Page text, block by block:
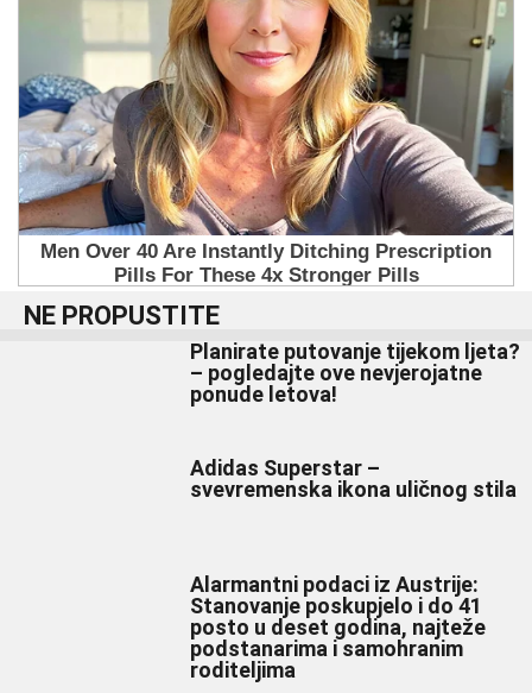
NE PROPUSTITE
Planirate putovanje tijekom ljeta?
– pogledajte ove nevjerojatne
ponude letova!
Adidas Superstar –
svevremenska ikona uličnog stila
Alarmantni podaci iz Austrije:
Stanovanje poskupjelo i do 41
posto u deset godina, najteže
podstanarima i samohranim
roditeljima